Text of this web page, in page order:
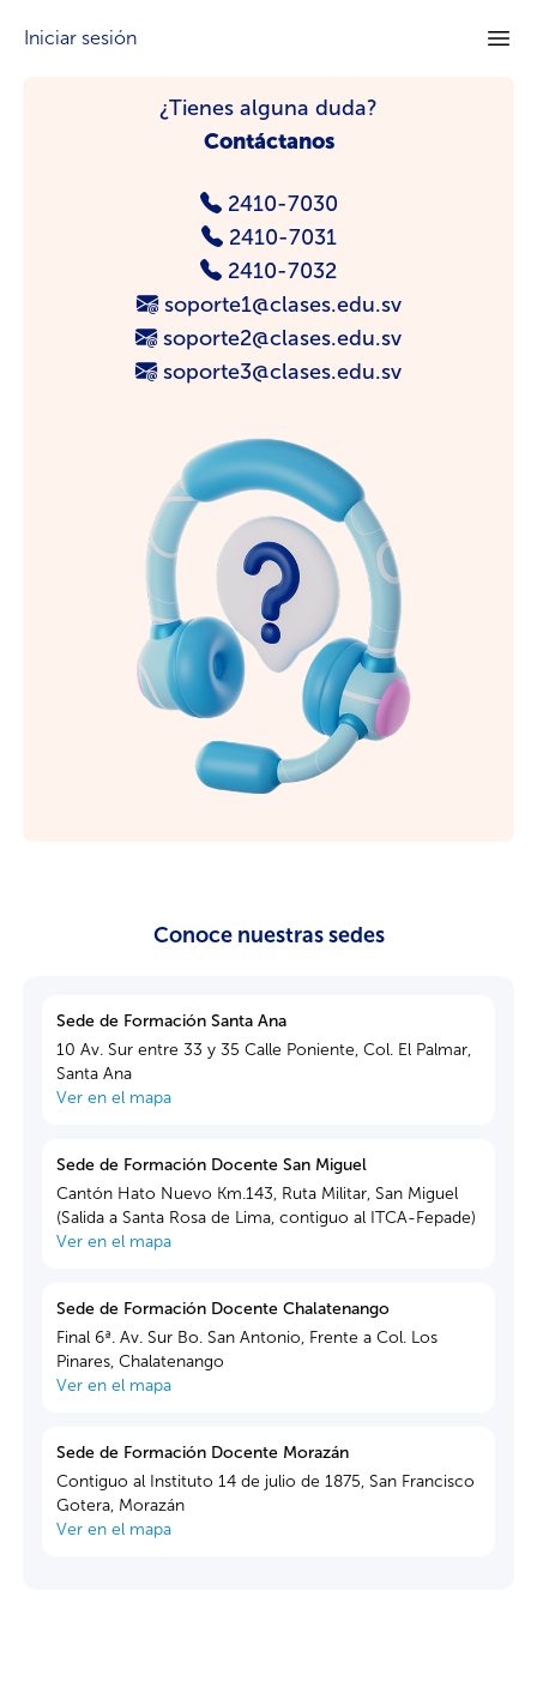
Iniciar sesión
¿Tienes alguna duda?
Contáctanos
2410-7030
2410-7031
2410-7032
soporte1@clases.edu.sv
soporte2@clases.edu.sv
soporte3@clases.edu.sv
Conoce nuestras sedes
Sede de Formación Santa Ana
10 Av. Sur entre 33 y 35 Calle Poniente, Col. El Palmar,
Santa Ana
Ver en el mapa
Sede de Formación Docente San Miguel
Cantón Hato Nuevo Km.143, Ruta Militar, San Miguel
(Salida a Santa Rosa de Lima, contiguo al ITCA-Fepade)
Ver en el mapa
Sede de Formación Docente Chalatenango
Final 6ª. Av. Sur Bo. San Antonio, Frente a Col. Los
Pinares, Chalatenango
Ver en el mapa
Sede de Formación Docente Morazán
Contiguo al Instituto 14 de julio de 1875, San Francisco
Gotera, Morazán
Ver en el mapa